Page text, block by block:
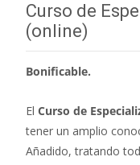
Curso de
(online)
Bonificable.
El Curso de
tener un amplio
Añadido, tratando